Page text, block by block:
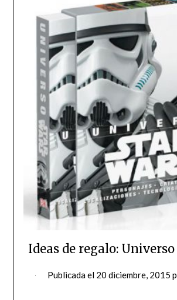
Ideas de regalo:
Publicada el 20 diciembre, 2015